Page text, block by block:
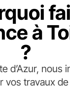
à
?
d’Azur, nous
vos travaux